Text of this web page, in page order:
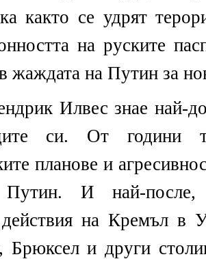
както се удрят
на руските
жаждата на Путин за
Илвес знае най-
си. От години
планове и
И най-после,
на Кремъл в
Брюксел и други